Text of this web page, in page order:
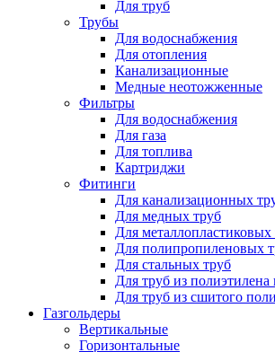
Для труб
Трубы
Для водоснабжения
Для отопления
Канализационные
Медные неотожженные
Фильтры
Для водоснабжения
Для газа
Для топлива
Картриджи
Фитинги
Для канализационных
Для медных труб
Для металлопластиковых
Для полипропиленовых
Для стальных труб
Для труб из полиэтилена
Для труб из сшитого
Газгольдеры
Вертикальные
Горизонтальные